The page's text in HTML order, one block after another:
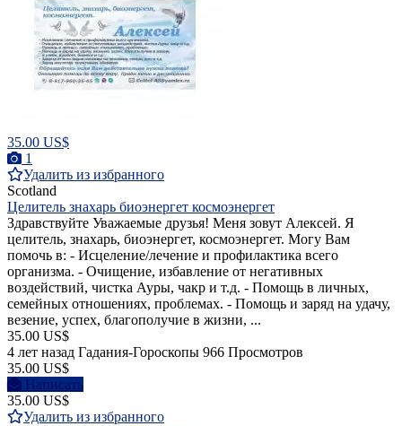
35.00 US$
1
Удалить из избранного
Scotland
Целитель знахарь биоэнергет космоэнергет
Здравствуйте Уважаемые друзья! Меня зовут Алексей. Я
целитель, знахарь, биоэнергет, космоэнергет. Могу Вам
помочь в: - Исцеление/лечение и профилактика всего
организма. - Очищение, избавление от негативных
воздействий, чистка Ауры, чакр и т.д. - Помощь в личных,
семейных отношениях, проблемах. - Помощь и заряд на удачу,
везение, успех, благополучие в жизни, ...
35.00 US$
4 лет назад Гадания-Гороскопы 966 Просмотров
35.00 US$
Написать
35.00 US$
Удалить из избранного